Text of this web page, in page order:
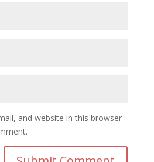
and website in this browser